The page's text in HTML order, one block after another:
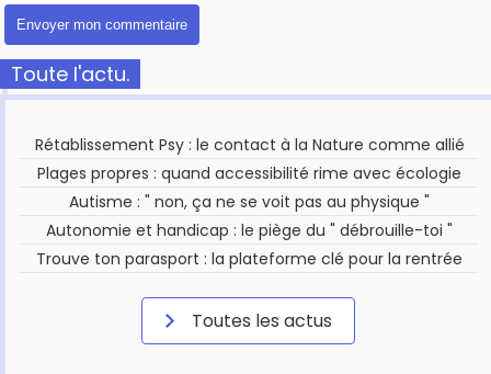
Toute l'actu.
Rétablissement Psy : le contact à la Nature comme allié
Plages propres : quand accessibilité rime avec écologie
Autisme : " non, ça ne se voit pas au physique "
Autonomie et handicap : le piège du " débrouille-toi "
Trouve ton parasport : la plateforme clé pour la rentrée
Toutes les actus